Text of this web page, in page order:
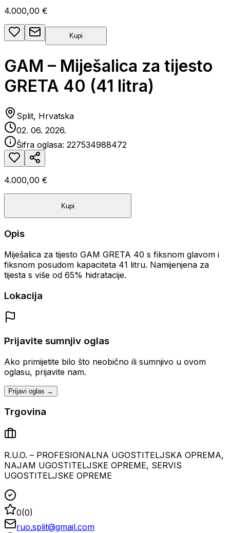
4.000,00 €
Kupi
GAM – Miješalica za tijesto
GRETA 40 (41 litra)
Split, Hrvatska
02. 06. 2026.
Šifra oglasa: 227534988472
4.000,00 €
Kupi
Opis
Miješalica za tijesto GAM GRETA 40 s fiksnom glavom i
fiksnom posudom kapaciteta 41 litru. Namijenjena za
tijesta s više od 65% hidratacije.
Lokacija
Prijavite sumnjiv oglas
Ako primijetite bilo što neobično ili sumnjivo u ovom
oglasu, prijavite nam.
Prijavi oglas →
Trgovina
R.U.O. – PROFESIONALNA UGOSTITELJSKA OPREMA,
NAJAM UGOSTITELJSKE OPREME, SERVIS
UGOSTITELJSKE OPREME
0(0)
ruo.split@gmail.com